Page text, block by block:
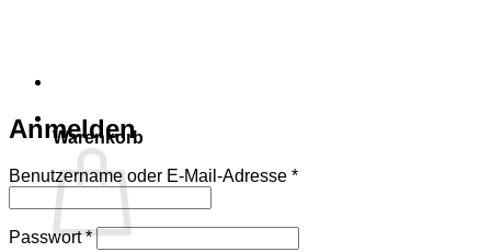
Warenkorb
Anmelden
Benutzername oder E-Mail-Adresse *Erforderlich
Passwort*Erforderlich